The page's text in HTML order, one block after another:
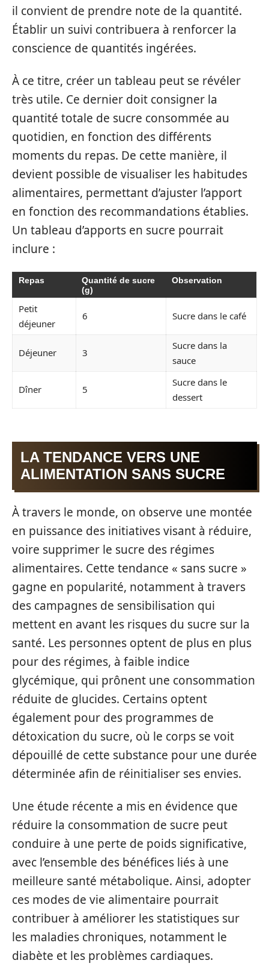
il convient de prendre note de la quantité.
Établir un suivi contribuera à renforcer la
conscience de quantités ingérées.
À ce titre, créer un tableau peut se révéler
très utile. Ce dernier doit consigner la
quantité totale de sucre consommée au
quotidien, en fonction des différents
moments du repas. De cette manière, il
devient possible de visualiser les habitudes
alimentaires, permettant d’ajuster l’apport
en fonction des recommandations établies.
Un tableau d’apports en sucre pourrait
inclure :
Repas
Quantité de sucre
(g)
Observation
Petit
déjeuner
6 Sucre dans le café
Déjeuner 3
Sucre dans la
sauce
Dîner 5
Sucre dans le
dessert
LA TENDANCE VERS UNE
ALIMENTATION SANS SUCRE
À travers le monde, on observe une montée
en puissance des initiatives visant à réduire,
voire supprimer le sucre des régimes
alimentaires. Cette tendance « sans sucre »
gagne en popularité, notamment à travers
des campagnes de sensibilisation qui
mettent en avant les risques du sucre sur la
santé. Les personnes optent de plus en plus
pour des régimes, à faible indice
glycémique, qui prônent une consommation
réduite de glucides. Certains optent
également pour des programmes de
détoxication du sucre, où le corps se voit
dépouillé de cette substance pour une durée
déterminée afin de réinitialiser ses envies.
Une étude récente a mis en évidence que
réduire la consommation de sucre peut
conduire à une perte de poids significative,
avec l’ensemble des bénéfices liés à une
meilleure santé métabolique. Ainsi, adopter
ces modes de vie alimentaire pourrait
contribuer à améliorer les statistiques sur
les maladies chroniques, notamment le
diabète et les problèmes cardiaques.